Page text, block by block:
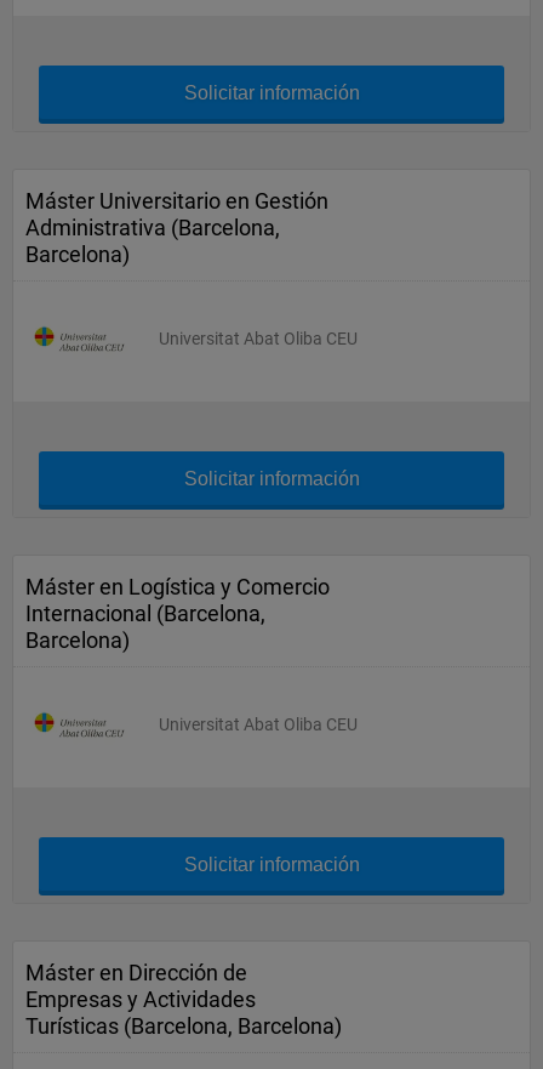
Solicitar información
Máster Universitario en Gestión
Administrativa (Barcelona,
Barcelona)
Universitat Abat Oliba CEU
Solicitar información
Máster en Logística y Comercio
Internacional (Barcelona,
Barcelona)
Universitat Abat Oliba CEU
Solicitar información
Máster en Dirección de
Empresas y Actividades
Turísticas (Barcelona, Barcelona)